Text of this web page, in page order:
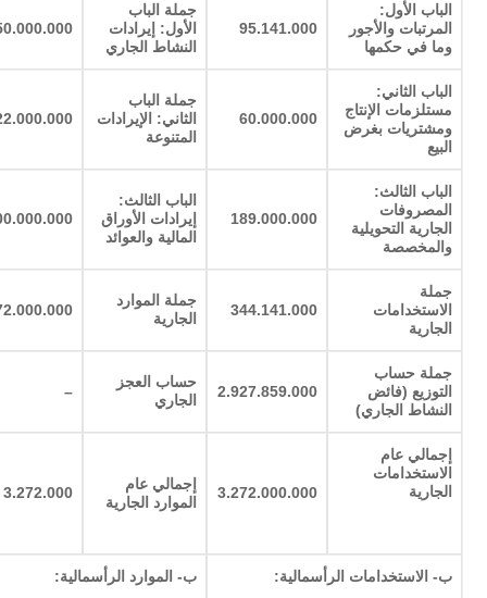
الباب الأول:
المرتبات والأجور
وما في حكمها
95.141.000
جملة الباب
الأول: إيرادات
النشاط الجاري
الباب الثاني:
مستلزمات الإنتاج
ومشتريات بغرض
البيع
60.000.000
جملة الباب
الثاني: الإيرادات
المتنوعة
الباب الثالث:
المصروفات
الجارية التحويلية
والمخصصة
189.000.000
الباب الثالث:
إيرادات الأوراق
المالية والعوائد
جملة
الاستخدامات
الجارية
344.141.000
جملة الموارد
الجارية
جملة حساب
التوزيع (فائض
النشاط الجاري)
2.927.859.000
حساب العجز
الجاري
–
إجمالي عام
الاستخدامات
الجارية
3.272.000.000
إجمالي عام
الموارد الجارية
3.272.000
ب- الاستخدامات الرأسمالية: ب- الموارد الرأسمالية: